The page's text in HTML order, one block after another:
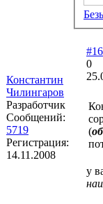
Константин
Чилингаров
Разработчик
Сообщений:
5719
Регистрация:
14.11.2008
#16
0
(
у